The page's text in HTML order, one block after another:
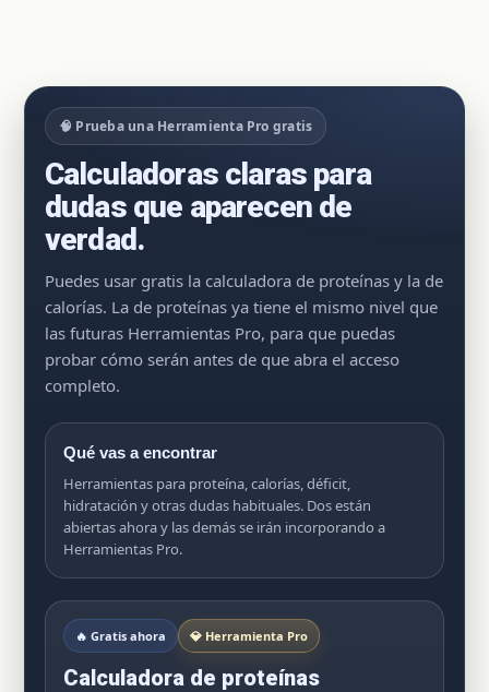
🧠 Prueba una Herramienta Pro gratis
Calculadoras claras para
dudas que aparecen de
verdad.
Puedes usar gratis la calculadora de proteínas y la de
calorías. La de proteínas ya tiene el mismo nivel que
las futuras Herramientas Pro, para que puedas
probar cómo serán antes de que abra el acceso
completo.
Qué vas a encontrar
Herramientas para proteína, calorías, déficit,
hidratación y otras dudas habituales. Dos están
abiertas ahora y las demás se irán incorporando a
Herramientas Pro.
🔥 Gratis ahora 💎 Herramienta Pro
Calculadora de proteínas